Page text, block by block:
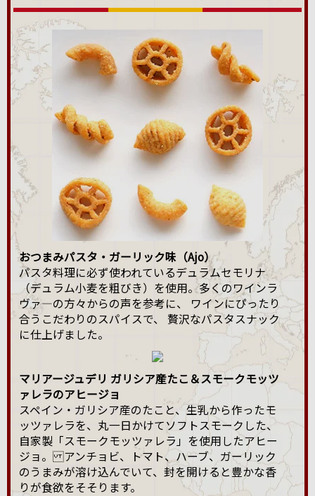
おつまみパスタ・ガーリック味（Ajo）
パスタ料理に必ず使われているデュラムセモリナ
（デュラム小麦を粗びき）を使用。多くのワインラ
ヴァ―の方々からの声を参考に、 ワインにぴったり
合うこだわりのスパイスで、 贅沢なパスタスナック
に仕上げました。
マリアージュデリ ガリシア産たこ＆スモークモッツ
ァレラのアヒージョ
スペイン・ガリシア産のたこと、生乳から作ったモ
ッツァレラを、丸一日かけてソフトスモークした、
自家製「スモークモッツァレラ」を使用したアヒー
ジョ。 アンチョビ、トマト、ハーブ、ガーリック
のうまみが溶け込んでいて、封を開けると豊かな香
りが食欲をそそります。